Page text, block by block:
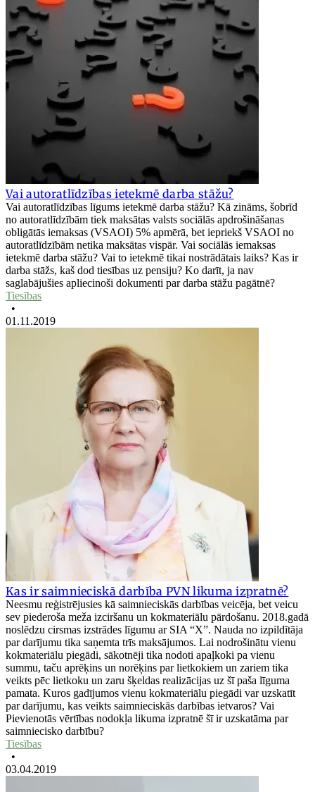
Vai autoratlīdzības ietekmē darba stāžu?
Vai autoratlīdzības līgums ietekmē darba stāžu? Kā zināms, šobrīd
no autoratlīdzībām tiek maksātas valsts sociālās apdrošināšanas
obligātās iemaksas (VSAOI) 5% apmērā, bet iepriekš VSAOI no
autoratlīdzībām netika maksātas vispār. Vai sociālās iemaksas
ietekmē darba stāžu? Vai to ietekmē tikai nostrādātais laiks? Kas ir
darba stāžs, kaš dod tiesības uz pensiju? Ko darīt, ja nav
saglabājušies apliecinoši dokumenti par darba stāžu pagātnē?
Tiesības
•
01.11.2019
Kas ir saimnieciskā darbība PVN likuma izpratnē?
Neesmu reģistrējusies kā saimnieciskās darbības veicēja, bet veicu
sev piederoša meža izciršanu un kokmateriālu pārdošanu. 2018.gadā
noslēdzu cirsmas izstrādes līgumu ar SIA “X”. Nauda no izpildītāja
par darījumu tika saņemta trīs maksājumos. Lai nodrošinātu vienu
kokmateriālu piegādi, sākotnēji tika nodoti apaļkoki pa vienu
summu, taču aprēķins un norēķins par lietkokiem un zariem tika
veikts pēc lietkoku un zaru šķeldas realizācijas uz šī paša līguma
pamata. Kuros gadījumos vienu kokmateriālu piegādi var uzskatīt
par darījumu, kas veikts saimnieciskās darbības ietvaros? Vai
Pievienotās vērtības nodokļa likuma izpratnē šī ir uzskatāma par
saimniecisko darbību?
Tiesības
•
03.04.2019